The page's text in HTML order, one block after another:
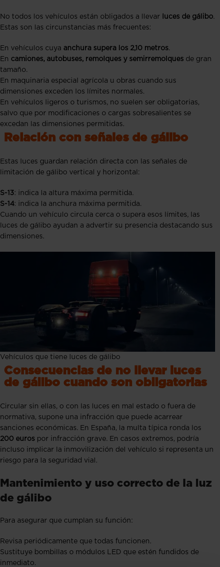
No todos los vehículos están obligados a llevar luces de gálibo.
Estas son las circunstancias más frecuentes:
En vehículos cuya anchura supera los 2,10 metros.
En camiones, autobuses, remolques y semirremolques de gran
tamaño.
En maquinaria especial agrícola u obras cuando sus
dimensiones exceden los límites normales.
En vehículos ligeros o turismos, no suelen ser obligatorias,
salvo que por modificaciones o cargas sobresalientes se
excedan las dimensiones permitidas.
Relación con señales de gálibo
Estas luces guardan relación directa con las señales de
limitación de gálibo vertical y horizontal:
S-13: indica la altura máxima permitida.
S-14: indica la anchura máxima permitida.
Cuando un vehículo circula cerca o supera esos límites, las
luces de gálibo ayudan a advertir su presencia destacando sus
dimensiones.
Vehículos que tiene luces de gálibo
Consecuencias de no llevar luces
de gálibo cuando son obligatorias
Circular sin ellas, o con las luces en mal estado o fuera de
normativa, supone una infracción que puede acarrear
sanciones económicas. En España, la multa típica ronda los
200 euros por infracción grave. En casos extremos, podría
incluso implicar la inmovilización del vehículo si representa un
riesgo para la seguridad vial.
Mantenimiento y uso correcto de la luz
de gálibo
Para asegurar que cumplan su función:
Revisa periódicamente que todas funcionen.
Sustituye bombillas o módulos LED que estén fundidos de
inmediato.